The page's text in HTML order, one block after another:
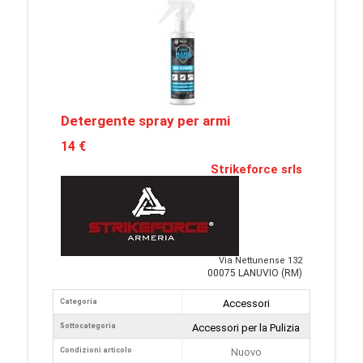
Detergente spray per armi
14 €
Strikeforce srls
Via Nettunense 132
00075 LANUVIO (RM)
Categoria
Sottocategoria
Condizioni articolo
Accessori
Accessori per la Pulizia
Nuovo